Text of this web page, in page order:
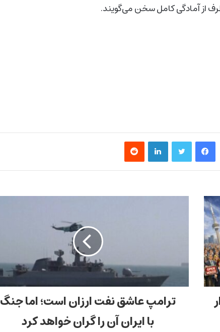
از آمادگی کامل سخن می‌گویند.
فیس بوک توییتر لینکدین‫رددیت
هزار
ترامپ عاشق نفت ارزان است؛ اما جنگ
با ایران آن را گران خواهد کرد